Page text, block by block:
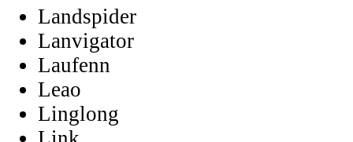
Landspider
Lanvigator
Laufenn
Leao
Linglong